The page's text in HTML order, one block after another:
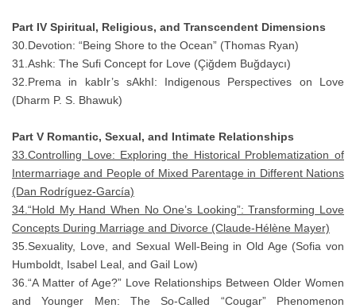
Part IV Spiritual, Religious, and Transcendent Dimensions
30.Devotion: “Being Shore to the Ocean” (Thomas Ryan)
31.Ashk: The Sufi Concept for Love (Çiğdem Buğdaycı)
32.Prema in kabIr’s sAkhI: Indigenous Perspectives on Love
(Dharm P. S. Bhawuk)
Part V Romantic, Sexual, and Intimate Relationships
33.Controlling Love: Exploring the Historical Problematization of
Intermarriage and People of Mixed Parentage in Different Nations
(Dan Rodríguez-García)
34.“Hold My Hand When No One’s Looking”: Transforming Love
Concepts During Marriage and Divorce (Claude-Hélène Mayer)
35.Sexuality, Love, and Sexual Well-Being in Old Age (Sofia von
Humboldt, Isabel Leal, and Gail Low)
36.“A Matter of Age?” Love Relationships Between Older Women
and Younger Men: The So-Called “Cougar” Phenomenon